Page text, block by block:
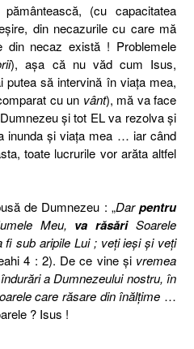
(cu capacitatea
din necazurile cu care mă
din necaz există ! Problemele
), aşa că nu văd cum Isus,
putea să intervină în viaţa mea,
cu un vânt), mă va face
şi tot EL va rezolva şi
inunda şi viaţa mea … iar când
toate lucrurile vor arăta altfel
de Dumnezeu : „Darpentru
Meu, va răsăriSoarele
fi sub aripile Lui ; veţi ieşi şi veţi
4 : 2). De ce vine şi vremea
a Dumnezeului nostru, în
care răsare din înălţime …
? Isus !